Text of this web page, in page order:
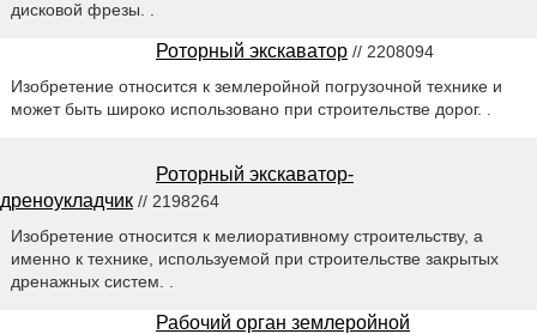
дисковой фрезы. .
Роторный экскаватор // 2208094
Изобретение относится к землеройной погрузочной технике и
может быть широко использовано при строительстве дорог. .
Роторный экскаватор-
дреноукладчик // 2198264
Изобретение относится к мелиоративному строительству, а
именно к технике, используемой при строительстве закрытых
дренажных систем. .
Рабочий орган землеройной